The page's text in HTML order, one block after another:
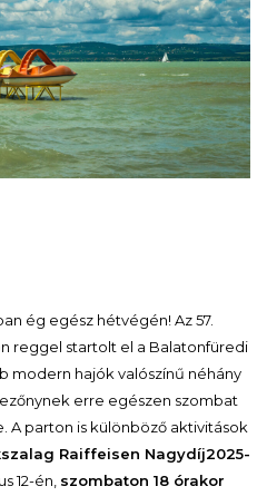
ég egész hétvégén! Az 57.
reggel startolt el a Balatonfüredi
modern hajók valószínű néhány
erre egészen szombat
A parton is különböző aktivitások
Raiffeisen Nagydíj2025-
12-én, szombaton 18 órakor